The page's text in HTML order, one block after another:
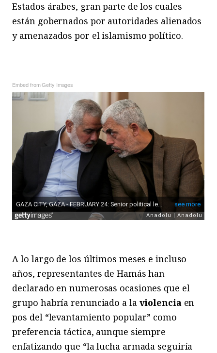
Estados árabes, gran parte de los cuales
están gobernados por autoridades alienados
y amenazados por el islamismo político.
Embed from Getty Images
A lo largo de los últimos meses e incluso
años, representantes de Hamás han
declarado en numerosas ocasiones que el
grupo habría renunciado a la violenciaen
pos del “levantamiento popular” como
preferencia táctica, aunque siempre
enfatizando que “la lucha armada seguiría